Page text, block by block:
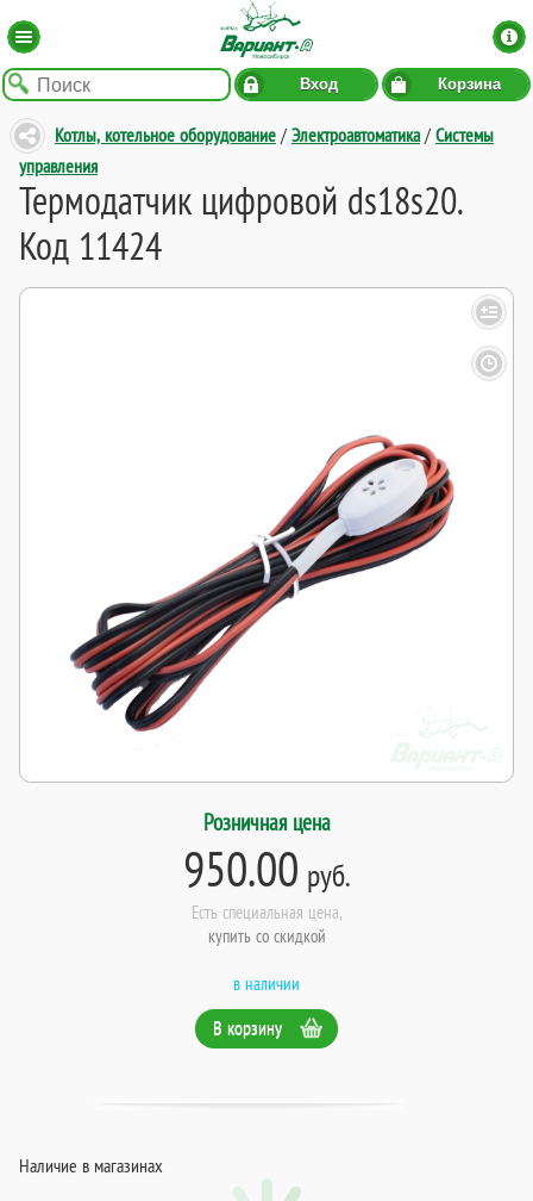
Вход Корзина
Котлы, котельное оборудование / Электроавтоматика/ Системы
управления
Термодатчик цифровой ds18s20.
Код 11424
Розничная цена
950.00 руб.
Есть специальная цена,
купить со скидкой
в наличии
В корзину
Наличие в магазинах